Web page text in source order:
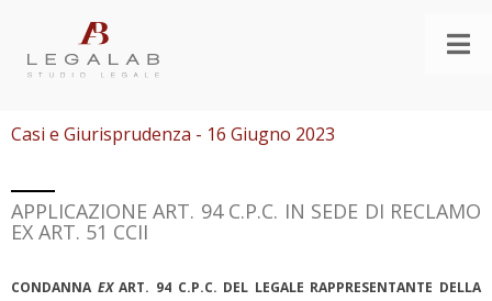
Casi e Giurisprudenza - 16 Giugno 2023
APPLICAZIONE ART. 94 C.P.C. IN SEDE DI RECLAMO
EX ART. 51 CCII
CONDANNA EXART. 94 C.P.C. DEL LEGALE RAPPRESENTANTE DELLA